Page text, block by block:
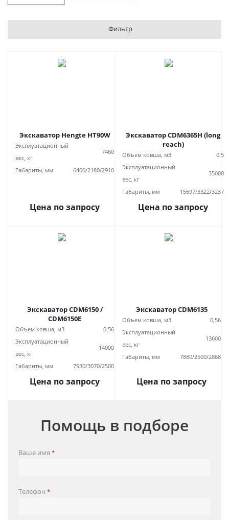
Фильтр
Экскаватор Hengte HT90W
Эксплуатационный
вес, кг
7460
Габариты, мм 6400/2180/2910
Цена по запросу
Экскаватор CDM6365H (long
reach)
Объем ковша, м3
0.5
Эксплуатационный
вес, кг
35000
Габариты, мм 15697/3322/3237
Цена по запросу
Экскаватор CDM6150 /
CDM6150E
Объем ковша, м3
0.56
Эксплуатационный
вес, кг
14000
Габариты, мм 7930/3070/2500
Цена по запросу
Экскаватор CDM6135
Объем ковша, м3
0,56
Эксплуатационный
вес, кг
13600
Габариты, мм 7880/2500/2868
Цена по запросу
Помощь в подборе
Ваше имя *
Телефон *